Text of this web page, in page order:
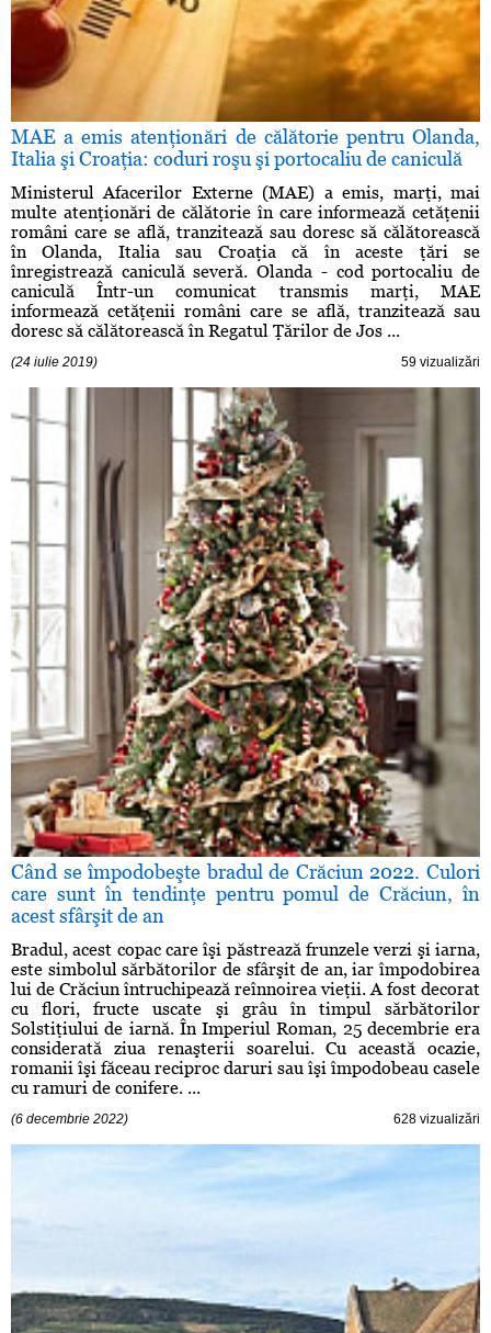
MAE a emis atenţionări de călătorie pentru Olanda,
Italia şi Croaţia: coduri roşu şi portocaliu de caniculă
Ministerul Afacerilor Externe (MAE) a emis, marţi, mai
multe atenţionări de călătorie în care informează cetăţenii
români care se află, tranzitează sau doresc să călătorească
în Olanda, Italia sau Croaţia că în aceste ţări se
înregistrează caniculă severă. Olanda - cod portocaliu de
caniculă Într-un comunicat transmis marţi, MAE
informează cetăţenii români care se află, tranzitează sau
doresc să călătorească în Regatul Ţărilor de Jos ...
(24 iulie 2019) 59 vizualizări
Când se împodobeşte bradul de Crăciun 2022. Culori
care sunt în tendinţe pentru pomul de Crăciun, în
acest sfârşit de an
Bradul, acest copac care îşi păstrează frunzele verzi şi iarna,
este simbolul sărbătorilor de sfârşit de an, iar împodobirea
lui de Crăciun întruchipează reînnoirea vieţii. A fost decorat
cu flori, fructe uscate şi grâu în timpul sărbătorilor
Solstiţiului de iarnă. În Imperiul Roman, 25 decembrie era
considerată ziua renaşterii soarelui. Cu această ocazie,
romanii îşi făceau reciproc daruri sau îşi împodobeau casele
cu ramuri de conifere. ...
(6 decembrie 2022) 628 vizualizări